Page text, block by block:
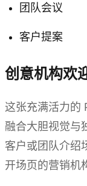
团队会议
客户提案
创意机构欢
这张充满活力的
融合大胆视觉与
客户或团队介绍
开场页的营销机